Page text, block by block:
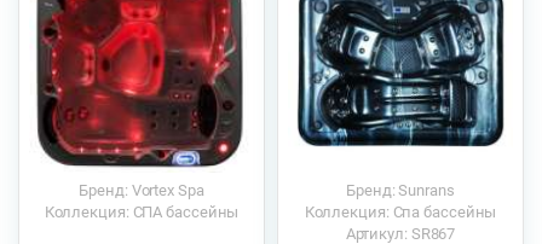
Бренд: Vortex Spa
Коллекция: СПА бассейны
Бренд: Sunrans
Коллекция: Спа бассейны
Артикул: SR867